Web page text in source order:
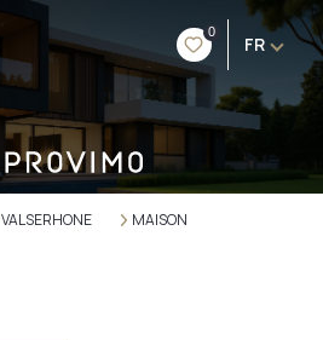
0
FR
VALSERHONE MAISON